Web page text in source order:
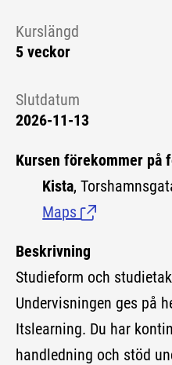
Kurslängd
5 veckor
Slutdatum
2026-11-13
Kursen förekommer på
Kista,
Maps(Länk till
Beskrivning
Studieform och
Undervisningen ges på
Itslearning. Du har
handledning och stöd